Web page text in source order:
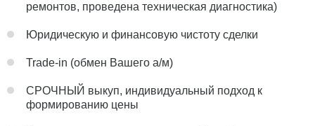
ремонтов, проведена техническая диагностика)
Юридическую и финансовую чистоту сделки
Trade-in (обмен Вашего а/м)
СРОЧНЫЙ выкуп, индивидуальный подход к
формированию цены